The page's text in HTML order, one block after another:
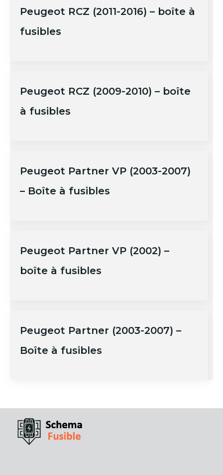
Peugeot RCZ (2011-2016) – boîte à
fusibles
Peugeot RCZ (2009-2010) – boîte
à fusibles
Peugeot Partner VP (2003-2007)
– Boîte à fusibles
Peugeot Partner VP (2002) –
boîte à fusibles
Peugeot Partner (2003-2007) –
Boîte à fusibles